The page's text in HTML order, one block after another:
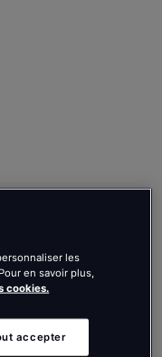
les
en savoir plus,
cookies.
accepter